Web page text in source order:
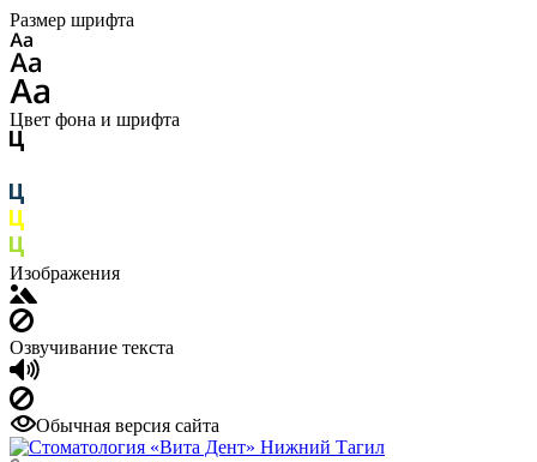
Размер шрифта
Цвет фона и шрифта
Изображения
Озвучивание текста
Обычная версия сайта